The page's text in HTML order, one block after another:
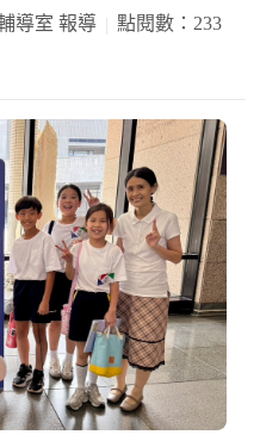
導室 報導
點閱數：233